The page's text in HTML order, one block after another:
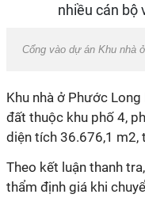
Cổng vào dự án Khu nhà
Khu nhà ở Phước
đất thuộc khu phố 4,
diện tích 36.676,1
Theo kết luận thanh tra,
thẩm định giá khi